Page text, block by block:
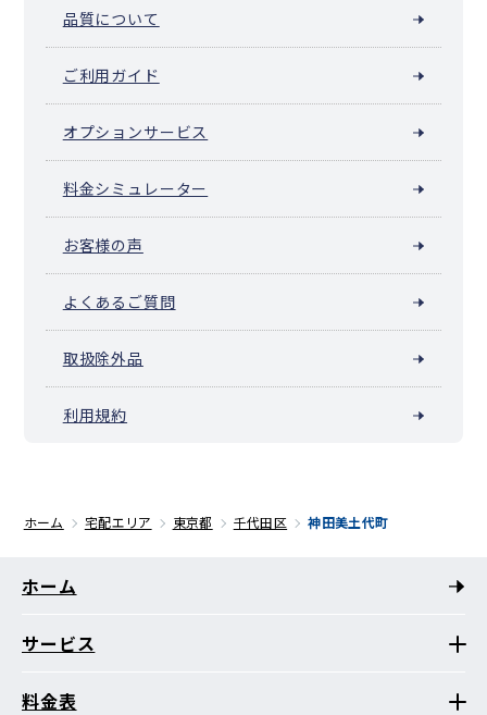
品質について
ご利用ガイド
オプションサービス
料金シミュレーター
お客様の声
よくあるご質問
取扱除外品
利用規約
ホーム 宅配エリア 東京都 千代田区 神田美土代町
ホーム
サービス
料金表